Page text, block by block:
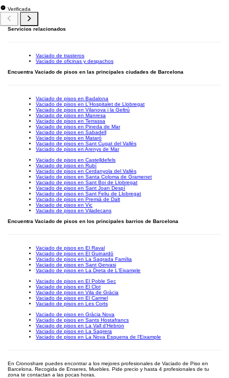
Verificada
Servicios relacionados
Vaciado de trasteros
Vaciado de oficinas y despachos
Encuentra Vaciado de pisos en las principales ciudades de Barcelona
Vaciado de pisos en Badalona
Vaciado de pisos en L'Hospitalet de Llobregat
Vaciado de pisos en Vilanova i la Geltrú
Vaciado de pisos en Manresa
Vaciado de pisos en Terrassa
Vaciado de pisos en Pineda de Mar
Vaciado de pisos en Sabadell
Vaciado de pisos en Mataró
Vaciado de pisos en Sant Cugat del Vallès
Vaciado de pisos en Arenys de Mar
Vaciado de pisos en Castelldefels
Vaciado de pisos en Rubí
Vaciado de pisos en Cerdanyola del Vallès
Vaciado de pisos en Santa Coloma de Gramenet
Vaciado de pisos en Sant Boi de Llobregat
Vaciado de pisos en Sant Joan Despí
Vaciado de pisos en Sant Feliu de Llobregat
Vaciado de pisos en Premià de Dalt
Vaciado de pisos en Vic
Vaciado de pisos en Viladecans
Encuentra Vaciado de pisos en los principales barrios de Barcelona
Vaciado de pisos en El Raval
Vaciado de pisos en El Guinardó
Vaciado de pisos en La Sagrada Família
Vaciado de pisos en Sant Gervasi
Vaciado de pisos en La Dreta de L'Eixample
Vaciado de pisos en El Poble Sec
Vaciado de pisos en El Clot
Vaciado de pisos en Vila de Gràcia
Vaciado de pisos en El Carmel
Vaciado de pisos en Les Corts
Vaciado de pisos en Gràcia Nova
Vaciado de pisos en Sants Hostafrancs
Vaciado de pisos en La Vall d’Hebron
Vaciado de pisos en La Sagrera
Vaciado de pisos en La Nova Esquerra de l'Eixample
En Cronoshare puedes encontrar a los mejores profesionales de Vaciado de Piso en
Barcelona. Recogida de Enseres, Muebles. Pide precio y hasta 4 profesionales de tu
zona te contactan a las pocas horas.